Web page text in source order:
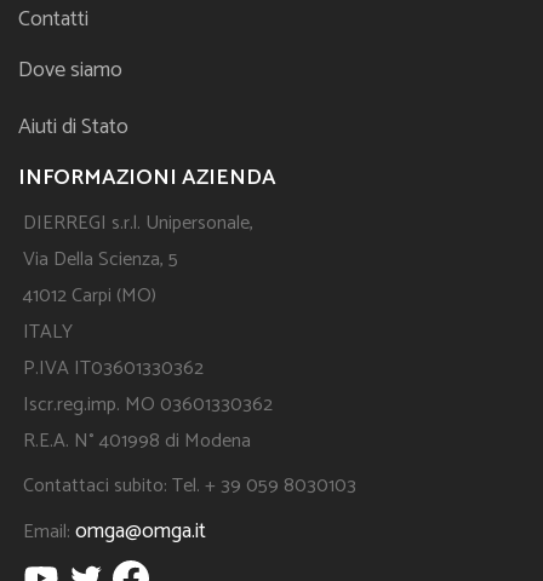
Contatti
Dove siamo
Aiuti di Stato
INFORMAZIONI AZIENDA
DIERREGI s.r.l. Unipersonale,
Via Della Scienza, 5
41012 Carpi (MO)
ITALY
P.IVA IT03601330362
Iscr.reg.imp. MO 03601330362
R.E.A. N° 401998 di Modena
Contattaci subito: Tel. + 39 059 8030103
Email:omga@omga.it